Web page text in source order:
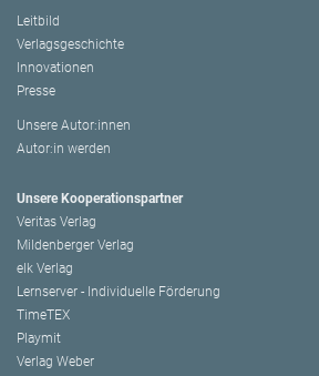
Leitbild
Verlagsgeschichte
Innovationen
Presse
Unsere Autor:innen
Autor:in werden
Unsere Kooperationspartner
Veritas Verlag
Mildenberger Verlag
elk Verlag
Lernserver - Individuelle Förderung
TimeTEX
Playmit
Verlag Weber